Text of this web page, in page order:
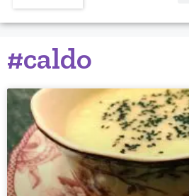
#caldo